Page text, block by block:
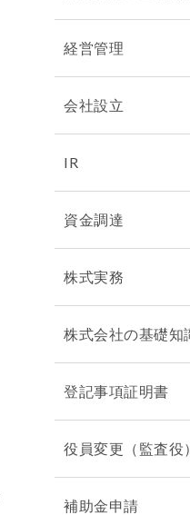
経営管理
会社設立
IR
資金調達
株式実務
株式会社の基礎知
登記事項証明書
役員変更（監査役）
補助金申請